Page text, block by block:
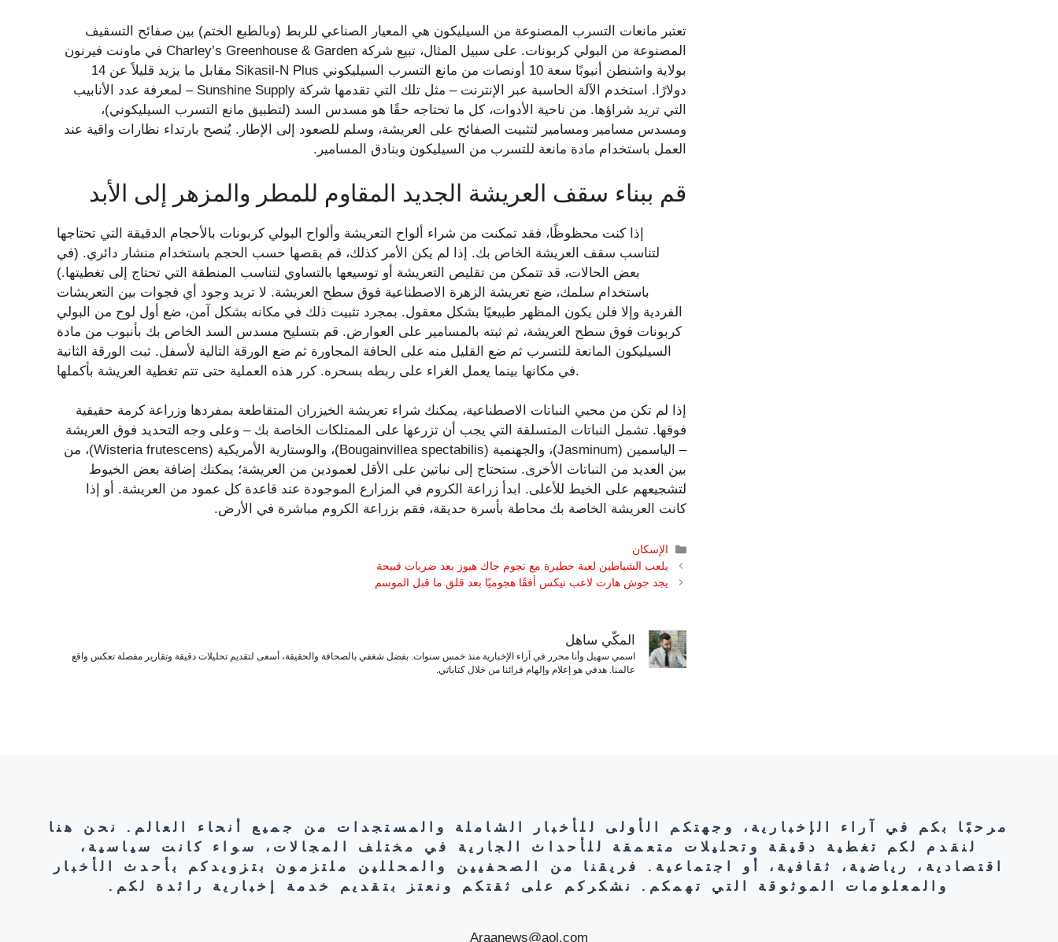
تعتبر مانعات التسرب المصنوعة من السيليكون هي المعيار الصناعي للربط (وبالطبع الختم) بين صفائح التسقيف
المصنوعة من البولي كربونات. على سبيل المثال، تبيع شركة Charley’s Greenhouse & Garden في ماونت فيرنون
بولاية واشنطن أنبوبًا سعة 10 أونصات من مانع التسرب السيليكوني Sikasil-N Plus مقابل ما يزيد قليلاً عن 14
دولارًا. استخدم الآلة الحاسبة عبر الإنترنت – مثل تلك التي تقدمها شركة Sunshine Supply – لمعرفة عدد الأنابيب
التي تريد شراؤها. من ناحية الأدوات، كل ما تحتاجه حقًا هو مسدس السد (لتطبيق مانع التسرب السيليكوني)،
ومسدس مسامير ومسامير لتثبيت الصفائح على العريشة، وسلم للصعود إلى الإطار. يُنصح بارتداء نظارات واقية عند
العمل باستخدام مادة مانعة للتسرب من السيليكون وبنادق المسامير.
قم ببناء سقف العريشة الجديد المقاوم للمطر والمزهر إلى الأبد
إذا كنت محظوظًا، فقد تمكنت من شراء ألواح التعريشة وألواح البولي كربونات بالأحجام الدقيقة التي تحتاجها
لتناسب سقف العريشة الخاص بك. إذا لم يكن الأمر كذلك، قم بقصها حسب الحجم باستخدام منشار دائري. (في
بعض الحالات، قد تتمكن من تقليص التعريشة أو توسيعها بالتساوي لتناسب المنطقة التي تحتاج إلى تغطيتها.)
باستخدام سلمك، ضع تعريشة الزهرة الاصطناعية فوق سطح العريشة. لا تريد وجود أي فجوات بين التعريشات
الفردية وإلا فلن يكون المظهر طبيعيًا بشكل معقول. بمجرد تثبيت ذلك في مكانه بشكل آمن، ضع أول لوح من البولي
كربونات فوق سطح العريشة، ثم ثبته بالمسامير على العوارض. قم بتسليح مسدس السد الخاص بك بأنبوب من مادة
السيليكون المانعة للتسرب ثم ضع القليل منه على الحافة المجاورة ثم ضع الورقة التالية لأسفل. ثبت الورقة الثانية
في مكانها بينما يعمل الغراء على ربطه بسحره. كرر هذه العملية حتى تتم تغطية العريشة بأكملها.
إذا لم تكن من محبي النباتات الاصطناعية، يمكنك شراء تعريشة الخيزران المتقاطعة بمفردها وزراعة كرمة حقيقية
فوقها. تشمل النباتات المتسلقة التي يجب أن تزرعها على الممتلكات الخاصة بك – وعلى وجه التحديد فوق العريشة
– الياسمين (Jasminum)، والجهنمية (Bougainvillea spectabilis)، والوستارية الأمريكية (Wisteria frutescens)، من
بين العديد من النباتات الأخرى. ستحتاج إلى نباتين على الأقل لعمودين من العريشة؛ يمكنك إضافة بعض الخيوط
لتشجيعهم على الخيط للأعلى. ابدأ زراعة الكروم في المزارع الموجودة عند قاعدة كل عمود من العريشة. أو إذا
كانت العريشة الخاصة بك محاطة بأسرة حديقة، فقم بزراعة الكروم مباشرة في الأرض.
التصنيفات
الإسكان
يلعب الشياطين لعبة خطيرة مع نجوم جاك هيوز بعد ضربات قبيحة
يجد جوش هارت لاعب نيكس أفقًا هجوميًا بعد قلق ما قبل الموسم
المكّي ساهل
اسمي سهيل وأنا محرر في آراء الإخبارية منذ خمس سنوات. بفضل شغفي بالصحافة والحقيقة، أسعى لتقديم تحليلات دقيقة وتقارير مفصلة تعكس واقع
عالمنا. هدفي هو إعلام وإلهام قرائنا من خلال كتاباتي.
مرحبًا بكم في آراء الإخبارية، وجهتكم الأولى للأخبار الشاملة والمستجدات من جميع أنحاء العالم. نحن هنا
لنقدم لكم تغطية دقيقة وتحليلات متعمقة للأحداث الجارية في مختلف المجالات، سواء كانت سياسية،
اقتصادية، رياضية، ثقافية، أو اجتماعية. فريقنا من الصحفيين والمحللين ملتزمون بتزويدكم بأحدث الأخبار
والمعلومات الموثوقة التي تهمكم. نشكركم على ثقتكم ونعتز بتقديم خدمة إخبارية رائدة لكم.
Araanews@aol.com